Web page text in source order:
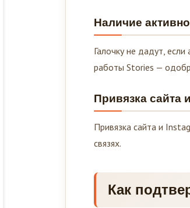
Наличие
Галочку не дадут,
работы Stories —
Привязка сайта
Привязка сайта и
связях.
Как